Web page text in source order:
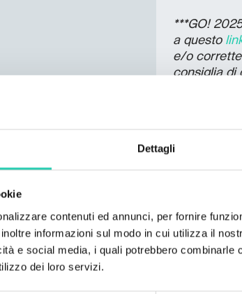
Dettagli
contenuti ed annunci, per fornire
informazioni sul modo in cui utilizza il
e social media, i quali potrebbero combinarle
dei loro servizi.
***GO!
a questo
e/o corrette
consiglia di